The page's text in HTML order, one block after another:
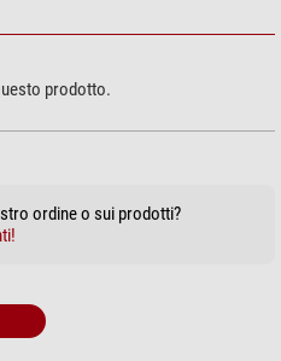
0.06
0.88V@1/30s
100
cooled CCD
prodotto.
ordine o sui prodotti?